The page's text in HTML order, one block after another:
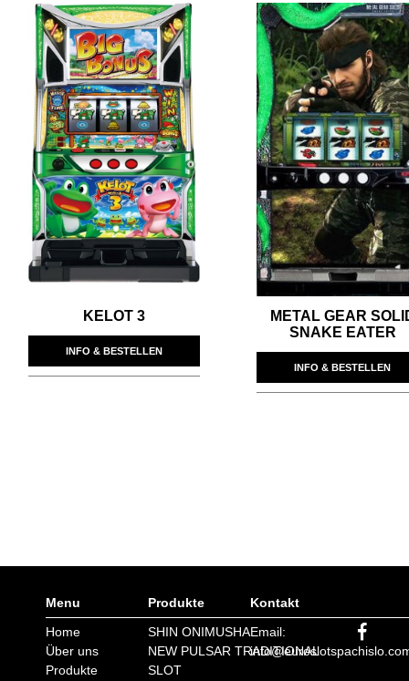
KELOT 3
INFO & BESTELLEN
METAL GEAR
SNAKE EATER
INFO & BESTELLEN
Menu
Home
Über uns
Produkte
Produkte
SHIN ONIMUSHA
NEW PULSAR TRADITIONAL
SLOT
Kontakt
Email: